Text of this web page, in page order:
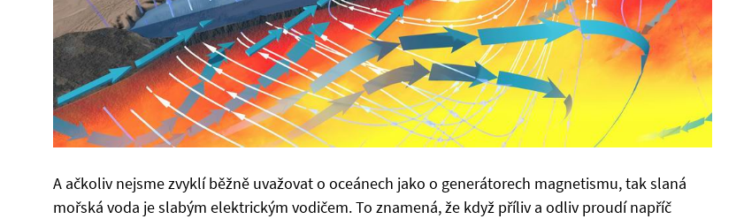
A ačkoliv nejsme zvyklí běžně uvažovat o oceánech jako o generátorech magnetismu, tak slaná
mořská voda je slabým elektrickým vodičem. To znamená, že když příliv a odliv proudí napříč